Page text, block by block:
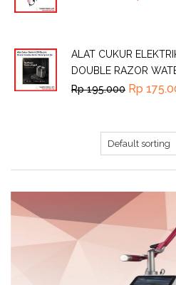
ALAT CUKUR
DOUBLE RAZOR
Rp195.000 Rp